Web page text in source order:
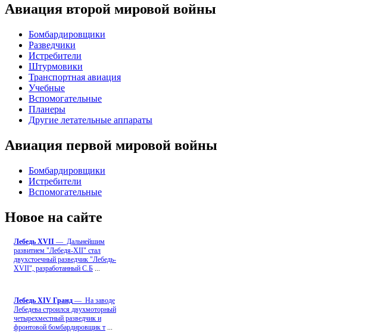
Авиация второй мировой войны
Бомбардировщики
Разведчики
Истребители
Штурмовики
Транспортная авиация
Учебные
Вспомогательные
Планеры
Другие летательные аппараты
Авиация первой мировой войны
Бомбардировщики
Истребители
Вспомогательные
Новое на сайте
Лебедь ХVII — Дальнейшим
развитием "Лебедя-ХII" стал
двухстоечный разведчик "Лебедь-
XVII", разработанный С.Б
Лебедь ХIV Гранд — На заводе
Лебедева строился двухмоторный
четырехместный разведчик и
фронтовой бомбардировщик т